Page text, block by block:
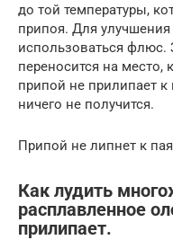
до той температуры,
припоя. Для
использоваться флюс.
переносится на место,
припой не прилипает к
ничего не получится.
Припой не липнет к
Как лудить
расплавленное
прилипает.